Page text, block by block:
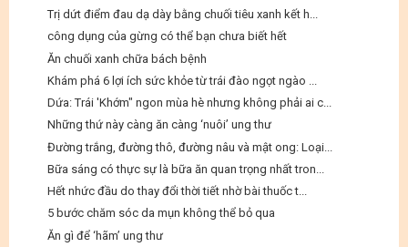
Trị dứt điểm đau dạ dày bằng chuối tiêu xanh kết h...
công dụng của gừng có thể bạn chưa biết hết
Ăn chuối xanh chữa bách bệnh
Khám phá 6 lợi ích sức khỏe từ trái đào ngọt ngào ...
Dứa: Trái 'Khớm" ngon mùa hè nhưng không phải ai c...
Những thứ này càng ăn càng ‘nuôi’ ung thư
Đường trắng, đường thô, đường nâu và mật ong: Loại...
Bữa sáng có thực sự là bữa ăn quan trọng nhất tron...
Hết nhức đầu do thay đổi thời tiết nhờ bài thuốc t...
5 bước chăm sóc da mụn không thể bỏ qua
Ăn gì để ‘hãm’ ung thư